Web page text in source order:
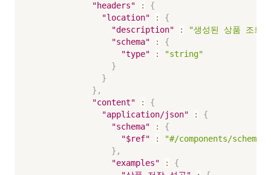
"headers"
:
{
"location"
:
{
"description"
:
"생성된 상품 조회
"schema"
:
{
"type"
:
"string"
}
}
} ,
"content"
:
{
"application/json"
:
{
"schema"
:
{
"$ref"
:
"#/components/
} ,
"examples"
:
{